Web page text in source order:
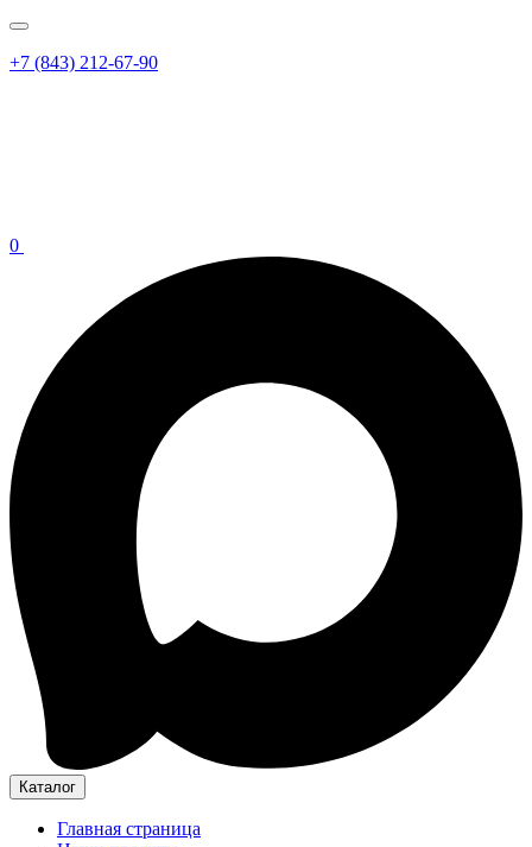
+7 (843) 212-67-90
0
Каталог
Главная страница